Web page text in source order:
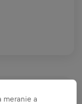
meranie a